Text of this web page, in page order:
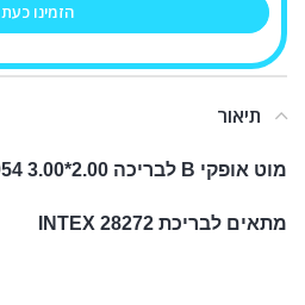
הזמינו כעת
תיאור
מוט אופקי B לבריכה 2.00*3.00 INTEX 10954
מתאים לבריכת INTEX 28272